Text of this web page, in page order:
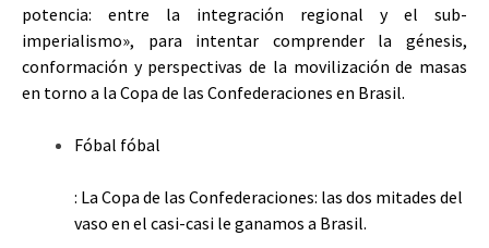
potencia: entre la integración regional y el sub-
imperialismo», para intentar comprender la génesis,
conformación y perspectivas de la movilización de masas
en torno a la Copa de las Confederaciones en Brasil.
Fóbal fóbal
: La Copa de las Confederaciones: las dos mitades del
vaso en el casi-casi le ganamos a Brasil.